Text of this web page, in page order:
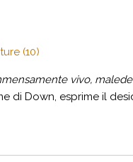
(10)
vivo,
Down, esprime il